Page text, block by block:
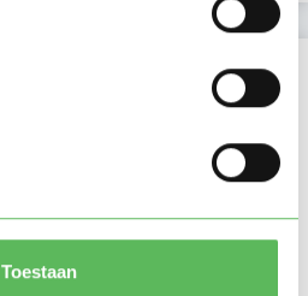
Toestaan